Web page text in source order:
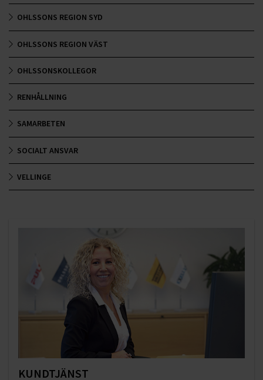
OHLSSONS REGION SYD
OHLSSONS REGION VÄST
OHLSSONSKOLLEGOR
RENHÅLLNING
SAMARBETEN
SOCIALT ANSVAR
VELLINGE
KUNDTJÄNST